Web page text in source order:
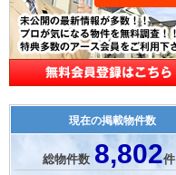
現在の掲載物件数
総物件数 8,802件